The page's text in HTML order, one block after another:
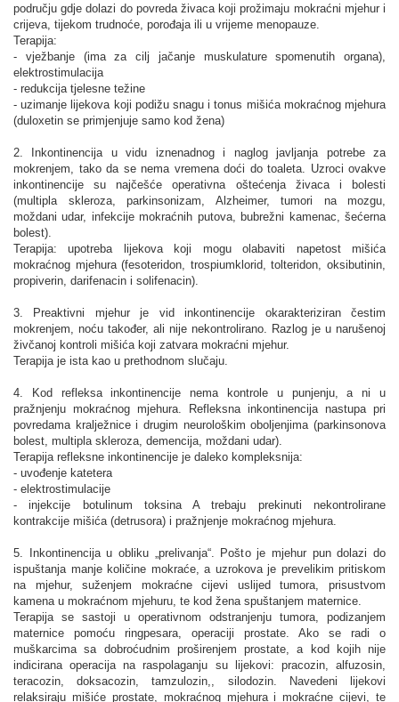
području gdje dolazi do povreda živaca koji prožimaju mokraćni mjehur i
crijeva, tijekom trudnoće, porođaja ili u vrijeme menopauze.
Terapija:
- vježbanje (ima za cilj jačanje muskulature spomenutih organa),
elektrostimulacija
- redukcija tjelesne težine
- uzimanje lijekova koji podižu snagu i tonus mišića mokraćnog mjehura
(duloxetin se primjenjuje samo kod žena)
2. Inkontinencija u vidu iznenadnog i naglog javljanja potrebe za
mokrenjem, tako da se nema vremena doći do toaleta. Uzroci ovakve
inkontinencije su najčešće operativna oštećenja živaca i bolesti
(multipla skleroza, parkinsonizam, Alzheimer, tumori na mozgu,
moždani udar, infekcije mokraćnih putova, bubrežni kamenac, šećerna
bolest).
Terapija: upotreba lijekova koji mogu olabaviti napetost mišića
mokraćnog mjehura (fesoteridon, trospiumklorid, tolteridon, oksibutinin,
propiverin, darifenacin i solifenacin).
3. Preaktivni mjehur je vid inkontinencije okarakteriziran čestim
mokrenjem, noću također, ali nije nekontrolirano. Razlog je u narušenoj
živčanoj kontroli mišića koji zatvara mokraćni mjehur.
Terapija je ista kao u prethodnom slučaju.
4. Kod refleksa inkontinencije nema kontrole u punjenju, a ni u
pražnjenju mokraćnog mjehura. Refleksna inkontinencija nastupa pri
povredama kralježnice i drugim neurološkim oboljenjima (parkinsonova
bolest, multipla skleroza, demencija, moždani udar).
Terapija refleksne inkontinencije je daleko kompleksnija:
- uvođenje katetera
- elektrostimulacije
- injekcije botulinum toksina A trebaju prekinuti nekontrolirane
kontrakcije mišića (detrusora) i pražnjenje mokraćnog mjehura.
5. Inkontinencija u obliku „prelivanja“. Pošto je mjehur pun dolazi do
ispuštanja manje količine mokraće, a uzrokova je prevelikim pritiskom
na mjehur, suženjem mokraćne cijevi uslijed tumora, prisustvom
kamena u mokraćnom mjehuru, te kod žena spuštanjem maternice.
Terapija se sastoji u operativnom odstranjenju tumora, podizanjem
maternice pomoću ringpesara, operaciji prostate. Ako se radi o
muškarcima sa dobroćudnim proširenjem prostate, a kod kojih nije
indicirana operacija na raspolaganju su lijekovi: pracozin, alfuzosin,
teracozin, doksacozin, tamzulozin,, silodozin. Navedeni lijekovi
relaksiraju mišiće prostate, mokraćnog mjehura i mokraćne cijevi, te